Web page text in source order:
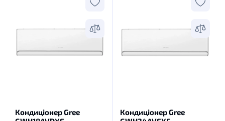
Кондиціонер Gree
Кондиціонер Gree